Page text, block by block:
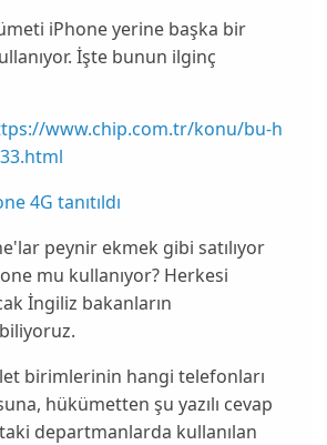
iPhone yerine başka bir
İşte bunun ilginç
www.chip.com.tr/konu/bu-h
4G tanıtıldı
peynir ekmek gibi satılıyor
mu kullanıyor? Herkesi
İngiliz bakanların
birimlerinin hangi telefonları
hükümetten şu yazılı cevap
departmanlarda kullanılan